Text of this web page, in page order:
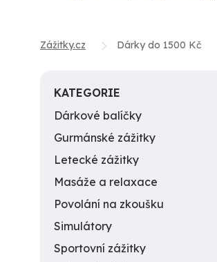
Zážitky.cz Dárky do 1500 Kč
KATEGORIE
Dárkové balíčky
Gurmánské zážitky
Letecké zážitky
Masáže a relaxace
Povolání na zkoušku
Simulátory
Sportovní zážitky